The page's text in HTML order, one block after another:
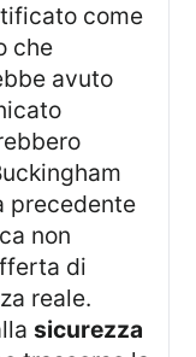
come
che
avuto
precedente
non
di
reale.
sicurezza